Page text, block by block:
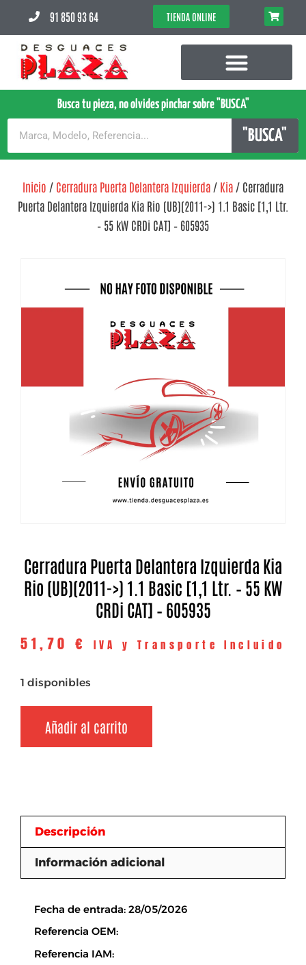
91 850 93 64 TIENDA ONLINE
Busca tu pieza, no olvides pinchar sobre "BUSCA"
"BUSCA"
Inicio / Cerradura Puerta Delantera Izquierda / Kia / Cerradura
Puerta Delantera Izquierda Kia Rio (UB)(2011->) 1.1 Basic [1,1 Ltr.
– 55 kW CRDi CAT] – 605935
Cerradura Puerta Delantera Izquierda Kia
Rio (UB)(2011->) 1.1 Basic [1,1 Ltr. – 55 KW
CRDi CAT] – 605935
51,70 € IVA y Transporte Incluido
1 disponibles
Añadir al carrito
Descripción
Información adicional
Fecha de entrada: 28/05/2026
Referencia OEM:
Referencia IAM: